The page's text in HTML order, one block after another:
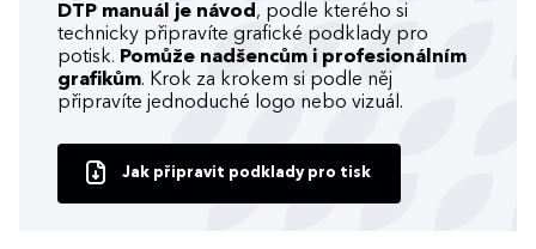
DTP manuál je návod , podle kterého si
technicky připravíte grafické podklady pro
potisk. Pomůže nadšencům i profesionálním
grafikům. Krok za krokem si podle něj
připravíte jednoduché logo nebo vizuál.
Jak připravit podklady pro tisk